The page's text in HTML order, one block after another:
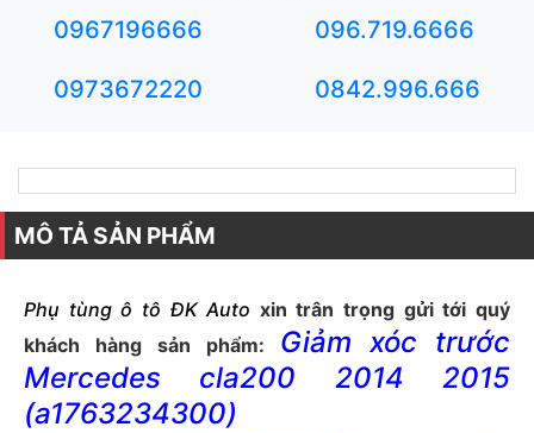
0967196666 096.719.6666
0973672220 0842.996.666
MÔ TẢ SẢN PHẨM
Phụ tùng ô tô ĐK Auto xin trân trọng gửi tới quý
khách hàng sản phẩm: Giảm xóc trước
Mercedes cla200 2014 2015
(a1763234300)